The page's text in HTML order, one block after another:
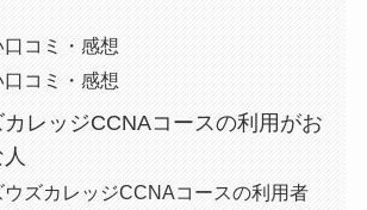
口コミ・感想
口コミ・感想
カレッジCCNAコースの利用がお
ウズカレッジCCNAコースの利用者